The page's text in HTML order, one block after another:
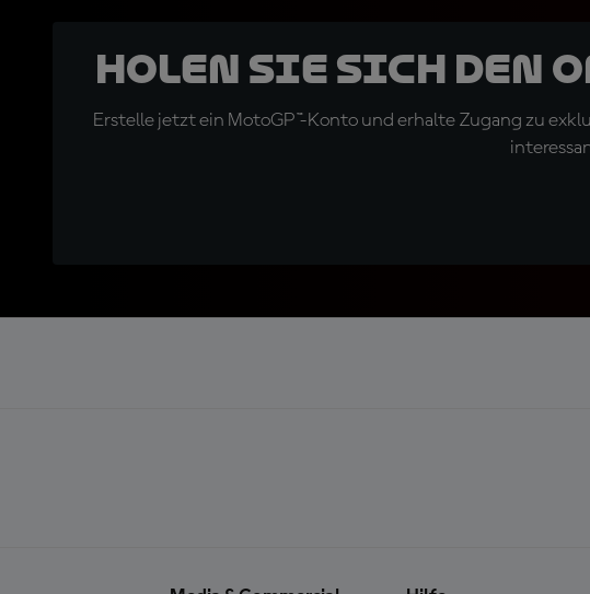
Holen Sie sich den
Erstelle jetzt ein MotoGP™-Konto und erhalte Zugang zu